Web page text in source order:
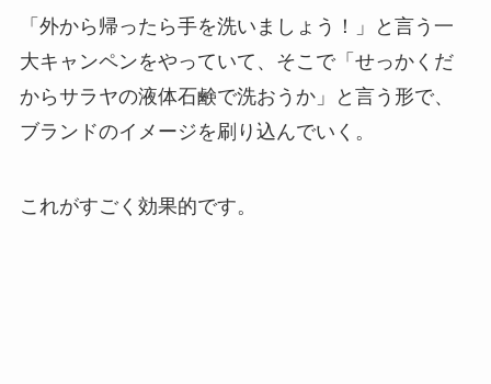
「外から帰ったら手を洗いましょう！」と言う一
大キャンペンをやっていて、そこで「せっかくだ
からサラヤの液体石鹸で洗おうか」と言う形で、
ブランドのイメージを刷り込んでいく。
これがすごく効果的です。